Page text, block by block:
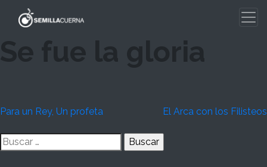
Se fue la gloria
Navegación
de
Para un Rey, Un profeta El Arca con los Filisteos
Buscar: